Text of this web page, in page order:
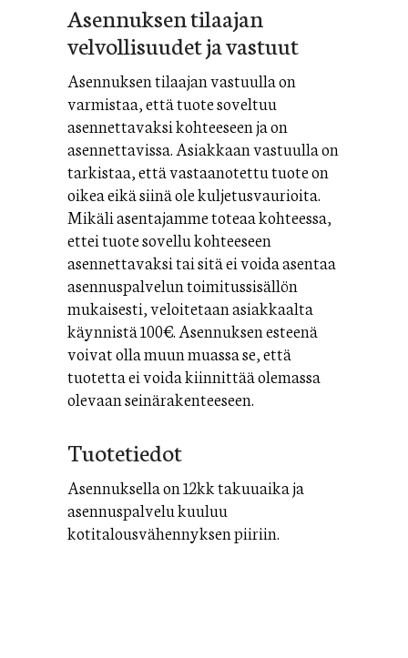
Asennuksen tilaajan
velvollisuudet ja vastuut
Asennuksen tilaajan vastuulla on
varmistaa, että tuote soveltuu
asennettavaksi kohteeseen ja on
asennettavissa. Asiakkaan vastuulla on
tarkistaa, että vastaanotettu tuote on
oikea eikä siinä ole kuljetusvaurioita.
Mikäli asentajamme toteaa kohteessa,
ettei tuote sovellu kohteeseen
asennettavaksi tai sitä ei voida asentaa
asennuspalvelun toimitussisällön
mukaisesti, veloitetaan asiakkaalta
käynnistä 100€. Asennuksen esteenä
voivat olla muun muassa se, että
tuotetta ei voida kiinnittää olemassa
olevaan seinärakenteeseen.
Tuotetiedot
Asennuksella on 12kk takuuaika ja
asennuspalvelu kuuluu
kotitalousvähennyksen piiriin.